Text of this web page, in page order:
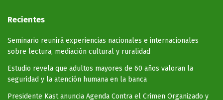
Recientes
Seminario reunirá experiencias nacionales e internacionales
sobre lectura, mediación cultural y ruralidad
Estudio revela que adultos mayores de 60 años valoran la
seguridad y la atención humana en la banca
Presidente Kast anuncia Agenda Contra el Crimen Organizado y